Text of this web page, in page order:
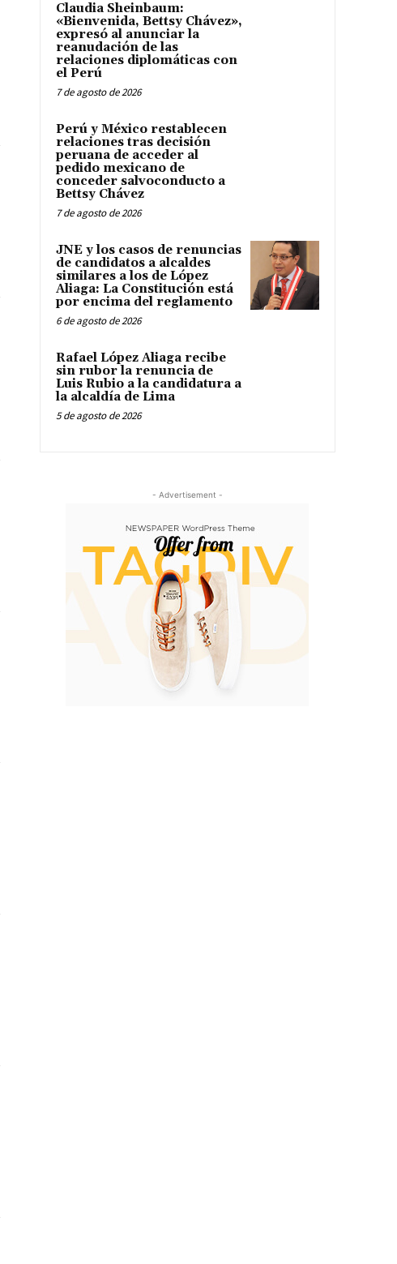
Claudia Sheinbaum:
«Bienvenida, Bettsy Chávez»,
expresó al anunciar la
reanudación de las
relaciones diplomáticas con
el Perú
7 de agosto de 2026
Perú y México restablecen
relaciones tras decisión
peruana de acceder al
pedido mexicano de
conceder salvoconducto a
Bettsy Chávez
7 de agosto de 2026
JNE y los casos de renuncias
de candidatos a alcaldes
similares a los de López
Aliaga: La Constitución está
por encima del reglamento
6 de agosto de 2026
Rafael López Aliaga recibe
sin rubor la renuncia de
Luis Rubio a la candidatura a
la alcaldía de Lima
5 de agosto de 2026
- Advertisement -